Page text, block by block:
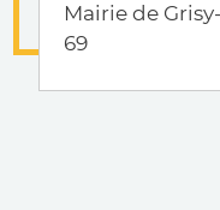
Mairie de
69